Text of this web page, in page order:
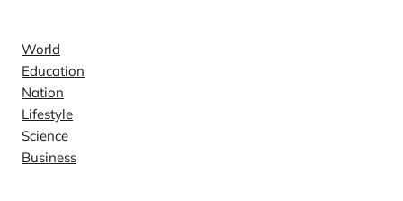
World
Education
Nation
Lifestyle
Science
Business